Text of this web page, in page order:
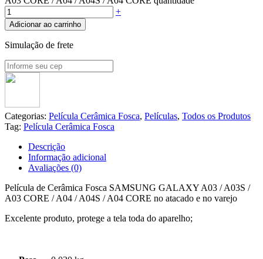
+
Adicionar ao carrinho
Simulação de frete
Categorias: Película Cerâmica Fosca, Películas, Todos os Produtos
Tag: Película Cerâmica Fosca
Descrição
Informação adicional
Avaliações (0)
Película de Cerâmica Fosca SAMSUNG GALAXY A03 / A03S /
A03 CORE / A04 / A04S / A04 CORE no atacado e no varejo
Excelente produto, protege a tela toda do aparelho;